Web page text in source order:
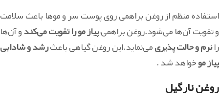
استفاده منظم از روغن براهمی روی پوست سر و موها باعث سلامت
و تقویت آن‌ها می‌شود.روغن براهمی،پیاز مو را تقویت می‌کندو آن‌ها
رانرم و حالت پذیریمی‌نماید.این روغن گیاهی باعثرشد و شادابی
پیاز موخواهد شد .
روغن نارگیل